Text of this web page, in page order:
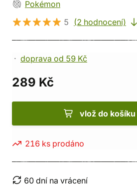
Pokémon
5
(2 hodnocení)
doprava od 59 Kč
289 Kč
vlož do košíku
216 ks prodáno
60 dní na vrácení